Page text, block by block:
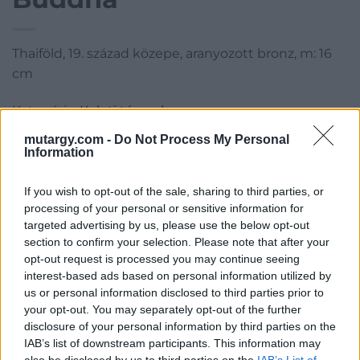
mutargy.com - Do Not Process My Personal
Information
If you wish to opt-out of the sale, sharing to third parties, or
processing of your personal or sensitive information for
targeted advertising by us, please use the below opt-out
section to confirm your selection. Please note that after your
opt-out request is processed you may continue seeing
interest-based ads based on personal information utilized by
us or personal information disclosed to third parties prior to
your opt-out. You may separately opt-out of the further
disclosure of your personal information by third parties on the
IAB’s list of downstream participants. This information may
Thaiföld, 19. század közepe, aranyozott bronz, m: 16
cm
Kategória:Keleti tárgyak
Kikiáltási ár:
100 000 Ft
Aukció neve: 40. Aukció
Aukció dátuma: 2016.12.07
Aukció ideje: 18:00
Aukció helye: 1055 Budapest, Falk Miksa utca 24-26.
Tételszám: 187